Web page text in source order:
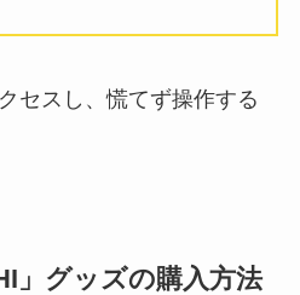
セスし、慌てず操作する
」グッズの購入方法